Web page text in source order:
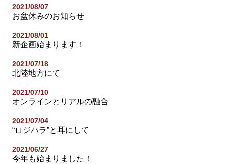
2021/08/07
お盆休みのお知らせ
2021/08/01
新企画始まります！
2021/07/18
北陸地方にて
2021/07/10
オンラインとリアルの融合
2021/07/04
“ロジハラ”と耳にして
2021/06/27
今年も始まりました！